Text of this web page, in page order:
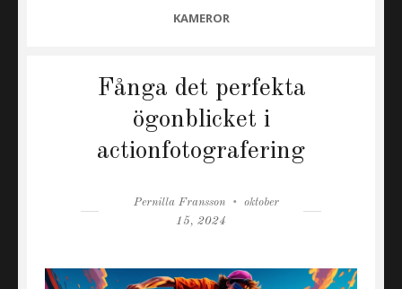
CATEGORIES
KAMEROR
Fånga det perfekta
ögonblicket i
actionfotografering
Author
Pernilla Fransson
Posted
oktober
15, 2024